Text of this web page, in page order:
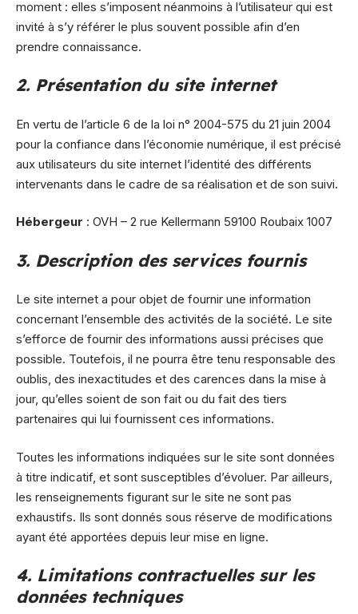
moment : elles s’imposent néanmoins à l’utilisateur qui est
invité à s’y référer le plus souvent possible afin d’en
prendre connaissance.
2. Présentation du site internet
En vertu de l’article 6 de la loi n° 2004-575 du 21 juin 2004
pour la confiance dans l’économie numérique, il est précisé
aux utilisateurs du site internet l’identité des différents
intervenants dans le cadre de sa réalisation et de son suivi.
Hébergeur : OVH – 2 rue Kellermann 59100 Roubaix 1007
3. Description des services fournis
Le site internet a pour objet de fournir une information
concernant l’ensemble des activités de la société. Le site
s’efforce de fournir des informations aussi précises que
possible. Toutefois, il ne pourra être tenu responsable des
oublis, des inexactitudes et des carences dans la mise à
jour, qu’elles soient de son fait ou du fait des tiers
partenaires qui lui fournissent ces informations.
Toutes les informations indiquées sur le site sont données
à titre indicatif, et sont susceptibles d’évoluer. Par ailleurs,
les renseignements figurant sur le site ne sont pas
exhaustifs. Ils sont donnés sous réserve de modifications
ayant été apportées depuis leur mise en ligne.
4. Limitations contractuelles sur les
données techniques